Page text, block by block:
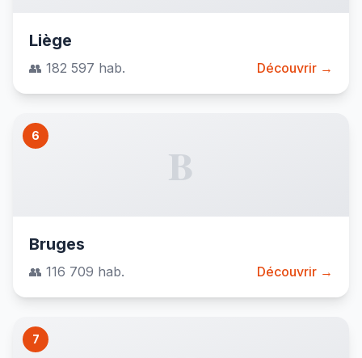
Liège
👥 182 597 hab. Découvrir →
6
B
Bruges
👥 116 709 hab. Découvrir →
7